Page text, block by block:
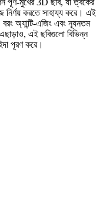
নির্ণয় করতে সাহায্য করে। এই
অ্যান্টি-এজিং এবং ন্যূনতম
এই ছবিগুলো বিভিন্ন
পূরণ করে।